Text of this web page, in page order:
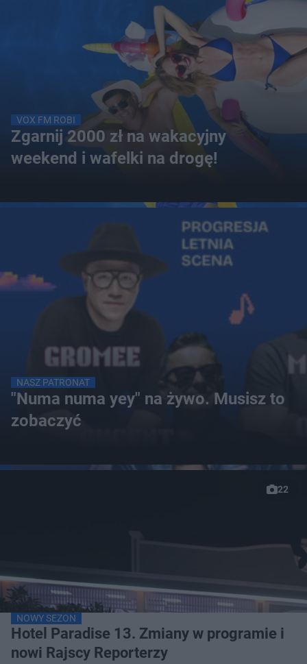
VOX FM ROBI
Zgarnij 2000 zł na wakacyjny
weekend i wafelki na drogę!
NASZ PATRONAT
"Numa numa yey" na żywo. Musisz to
zobaczyć
22
NOWY SEZON
Hotel Paradise 13. Zmiany w programie i
nowi Rajscy Reporterzy